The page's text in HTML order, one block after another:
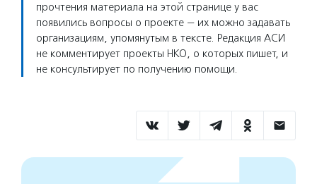
прочтения материала на этой странице у вас
появились вопросы о проекте — их можно задавать
организациям, упомянутым в тексте. Редакция АСИ
не комментирует проекты НКО, о которых пишет, и
не консультирует по получению помощи.